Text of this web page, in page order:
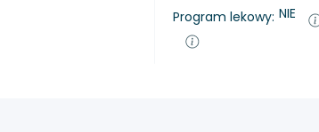
Program lekowy: NIE